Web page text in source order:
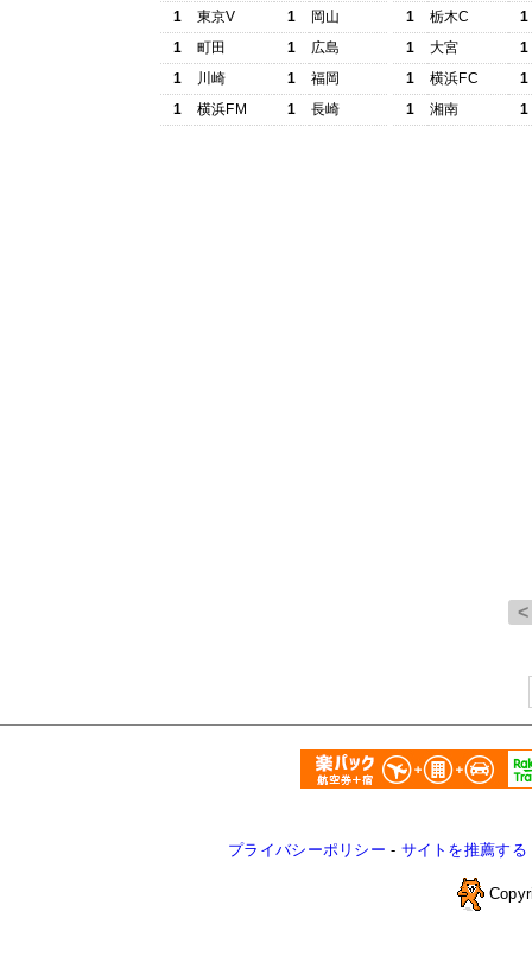
1
東京V 1
岡山
1
町田 1
広島
1
川崎 1
福岡
1
横浜FM 1 長崎
1
栃木C
1
1
大宮
1
1
横浜FC
1
1
湘南 1
プライバシーポリシー - サイトを推薦する